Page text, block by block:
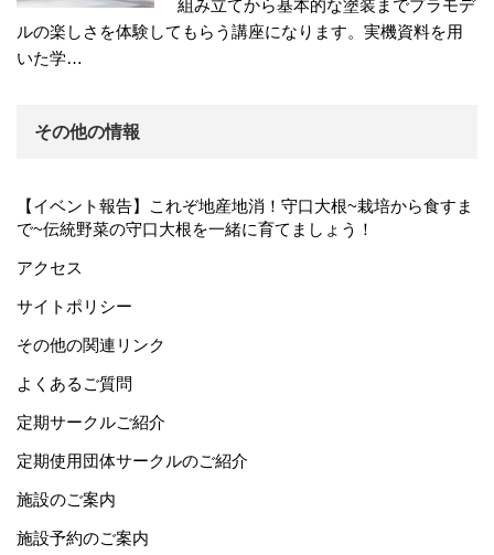
組み立てから基本的な塗装までプラモデ
ルの楽しさを体験してもらう講座になります。実機資料を用
いた学…
その他の情報
【イベント報告】これぞ地産地消！守口大根~栽培から食すま
で~伝統野菜の守口大根を一緒に育てましょう！
アクセス
サイトポリシー
その他の関連リンク
よくあるご質問
定期サークルご紹介
定期使用団体サークルのご紹介
施設のご案内
施設予約のご案内